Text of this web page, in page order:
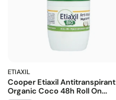
ETIAXIL
Cooper Etiaxil Antitranspirant
Organic Coco 48h Roll On...